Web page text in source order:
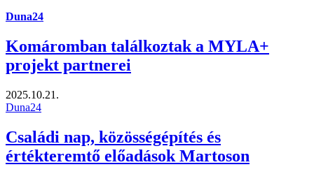
Duna24
Komáromban találkoztak a MYLA+
projekt partnerei
2025.10.21.
Duna24
Családi nap, közösségépítés és
értékteremtő előadások Martoson